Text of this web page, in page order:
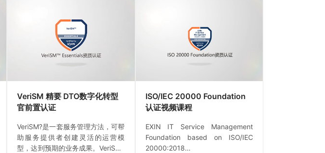
VeriSM 精要 DTO数字化转型
官前置认证
VeriSM?是一套服务管理方法，可帮
助服务提供者创建灵活的运营模
型，达到预期的业务成果。VeriSM?
ISO/IEC 20000 Foundation
认证视频课程
EXIN IT Service Management
Foundation based on ISO/IEC
20000:2018